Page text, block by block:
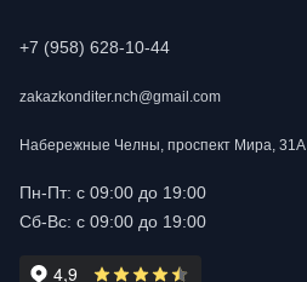
+7 (958) 628-10-44
zakazkonditer.nch@gmail.com
Набережные Челны, проспект Мира, 31А
Пн-Пт: с 09:00 до 19:00
Сб-Вс: с 09:00 до 19:00